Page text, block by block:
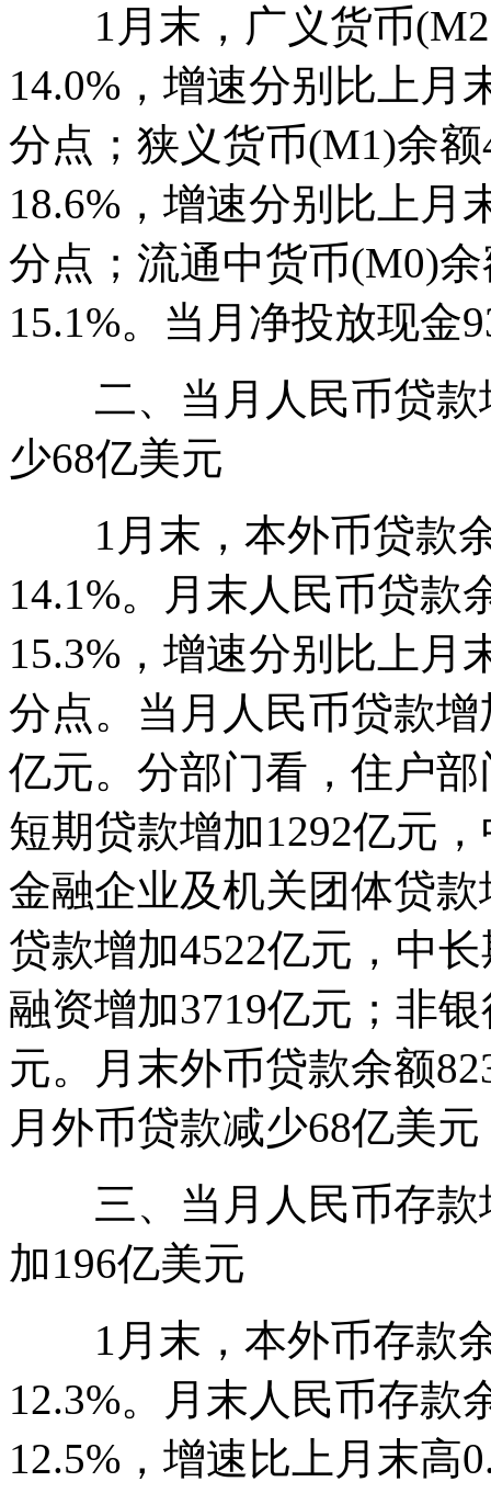
1月末，广义货币(M2)
14.0%，增速分别比上月
分点；狭义货币(M1)余
18.6%，增速分别比上月
分点；流通中货币(M0)
15.1%。当月净投放现金
二、当月人民币贷款
少68亿美元
1月末，本外币贷款余
14.1%。月末人民币贷款
15.3%，增速分别比上月
分点。当月人民币贷款
亿元。分部门看，住户
短期贷款增加1292亿元
金融企业及机关团体贷
贷款增加4522亿元，中
融资增加3719亿元；非
元。月末外币贷款余额
月外币贷款减少68亿美
三、当月人民币存款
加196亿美元
1月末，本外币存款余
12.3%。月末人民币存款
12.5%，增速比上月末高